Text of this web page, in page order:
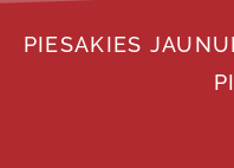
PIESAKIES